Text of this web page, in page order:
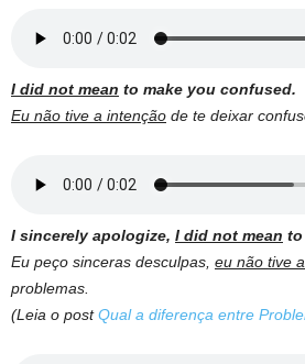
I did not mean to make you confused.
Eu não tive a intenção de te deixar
I sincerely apologize, I did not mean to
Eu peço sinceras desculpas, eu não tive
problemas.
(Leia o postQual a diferença entre